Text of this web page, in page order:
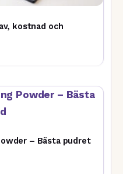
kostnad och
– Bästa pudret